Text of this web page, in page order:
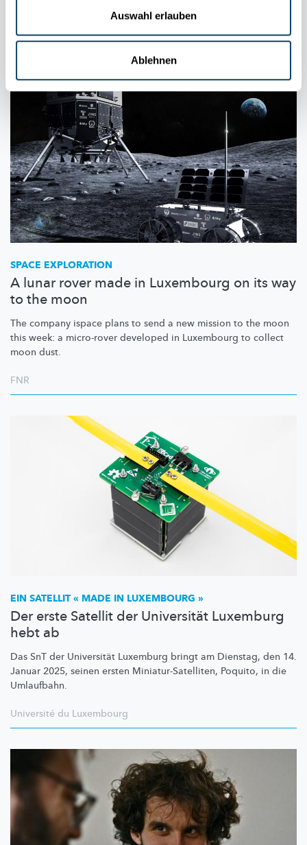
Auswahl erlauben
Ablehnen
die Zukunft nachgefragt.
Luxembourg Space Agency,ESRIC
SPACE EXPLORATION
A lunar rover made in Luxembourg on its way
to the moon
The company ispace plans to send a new mission to the moon
this week: a micro-rover developed in Luxembourg to collect
moon dust.
FNR
EIN SATELLIT « MADE IN LUXEMBOURG »
Der erste Satellit der Universität Luxemburg
hebt ab
Das SnT der Universität Luxemburg bringt am Dienstag, den 14.
Januar 2025, seinen ersten Miniatur-Satelliten, Poquito, in die
Umlaufbahn.
Université du Luxembourg